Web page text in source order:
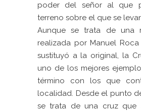
poder del señor al que
terreno sobre el que se
Aunque se trata de una
realizada por Manuel
sustituyó a la original, la
uno de los mejores
término con los que
localidad. Desde el punto
se trata de una cruz que